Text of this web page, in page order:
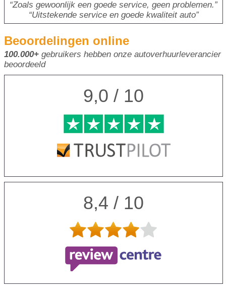
Zoals gewoonlijk een goede service, geen problemen.
Uitstekende service en goede kwaliteit auto
Beoordelingen online
100.000+ gebruikers hebben onze autoverhuurleverancier
beoordeeld
9,0 / 10
8,4 / 10